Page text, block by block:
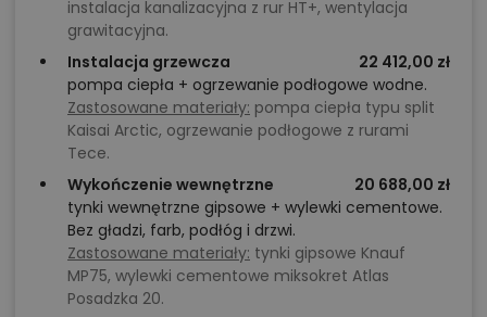
instalacja kanalizacyjna z rur HT+, wentylacja
grawitacyjna.
Instalacja grzewcza
22 412,00 zł
pompa ciepła + ogrzewanie podłogowe wodne.
Zastosowane materiały: pompa ciepła typu split
Kaisai Arctic, ogrzewanie podłogowe z rurami
Tece.
Wykończenie wewnętrzne
20 688,00 zł
tynki wewnętrzne gipsowe + wylewki cementowe.
Bez gładzi, farb, podłóg i drzwi.
Zastosowane materiały: tynki gipsowe Knauf
MP75, wylewki cementowe miksokret Atlas
Posadzka 20.